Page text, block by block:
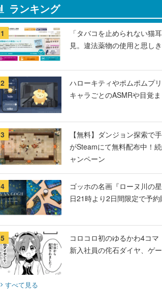
ランキング
1
「タバコを止められない猫
見。違法薬物の使用と思し
2
ハローキティやポムポムプ
キャラごとのASMRや目覚
3
【無料】ダンジョン探索で
がSteamにて無料配布中！
ャンペーン
4
ゴッホの名画『ローヌ川の
日21時より2日間限定で予約
5
コロコロ初のゆるかわ4コ
新入社員の侘石ダイヤ、ゲ
すべて見る